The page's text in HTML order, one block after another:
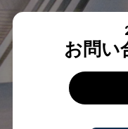
お問い